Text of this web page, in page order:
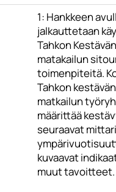
1: Hankkeen
jalkauttetaan
Tahkon Kestävän
matakailun
toimenpiteitä.
Tahkon kestävän
matkailun
määrittää
seuraavat
kuvaavat
muut tavoitteet.